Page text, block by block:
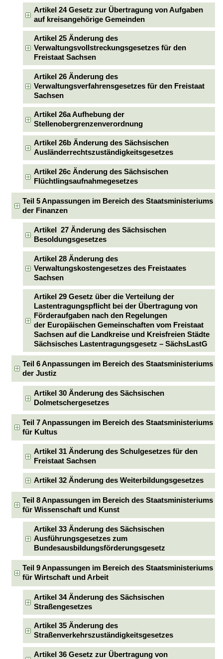
Artikel 24 Gesetz zur Übertragung von Aufgaben
auf kreisangehörige Gemeinden
Artikel 25 Änderung des
Verwaltungsvollstreckungsgesetzes für den
Freistaat Sachsen
Artikel 26 Änderung des
Verwaltungsverfahrensgesetzes für den Freistaat
Sachsen
Artikel 26a Aufhebung der
Stellenobergrenzenverordnung
Artikel 26b Änderung des Sächsischen
Ausländerrechtszuständigkeitsgesetzes
Artikel 26c Änderung des Sächsischen
Flüchtlingsaufnahmegesetzes
Teil 5 Anpassungen im Bereich des Staatsministeriums
der Finanzen
Artikel 27 Änderung des Sächsischen
Besoldungsgesetzes
Artikel 28 Änderung des
Verwaltungskostengesetzes des Freistaates
Sachsen
Artikel 29 Gesetz über die Verteilung der
Lastentragungspflicht bei der Übertragung von
Förderaufgaben nach den Regelungen
der Europäischen Gemeinschaften vom Freistaat
Sachsen auf die Landkreise und Kreisfreien Städte
Sächsisches Lastentragungsgesetz – SächsLastG
Teil 6 Anpassungen im Bereich des Staatsministeriums
der Justiz
Artikel 30 Änderung des Sächsischen
Dolmetschergesetzes
Teil 7 Anpassungen im Bereich des Staatsministeriums
für Kultus
Artikel 31 Änderung des Schulgesetzes für den
Freistaat Sachsen
Artikel 32 Änderung des Weiterbildungsgesetzes
Teil 8 Anpassungen im Bereich des Staatsministeriums
für Wissenschaft und Kunst
Artikel 33 Änderung des Sächsischen
Ausführungsgesetzes zum
Bundesausbildungsförderungsgesetz
Teil 9 Anpassungen im Bereich des Staatsministeriums
für Wirtschaft und Arbeit
Artikel 34 Änderung des Sächsischen
Straßengesetzes
Artikel 35 Änderung des
Straßenverkehrszuständigkeitsgesetzes
Artikel 36 Gesetz zur Übertragung von